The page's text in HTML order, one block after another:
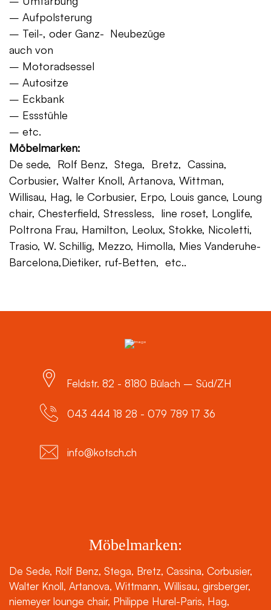
– Aufpolsterung
– Teil-, oder Ganz- Neubezüge
auch von
– Motoradsessel
– Autositze
– Eckbank
– Essstühle
– etc.
Möbelmarken:
De sede, Rolf Benz, Stega, Bretz, Cassina,
Corbusier, Walter Knoll, Artanova, Wittman,
Willisau, Hag, le Corbusier, Erpo, Louis gance, Loung
chair, Chesterfield, Stressless, line roset, Longlife,
Poltrona Frau, Hamilton, Leolux, Stokke, Nicoletti,
Trasio, W. Schillig, Mezzo, Himolla, Mies Vanderuhe-
Barcelona,Dietiker, ruf-Betten, etc..
Feldstr. 82 - 8180 Bülach – Süd/ZH
043 444 18 28 - 079 789 17 36
info@kotsch.ch
Möbelmarken:
De Sede, Rolf Benz, Stega, Bretz, Cassina, Corbusier,
Walter Knoll, Artanova, Wittmann, Willisau, girsberger,
niemeyer lounge chair, Philippe Hurel-Paris, Hag,